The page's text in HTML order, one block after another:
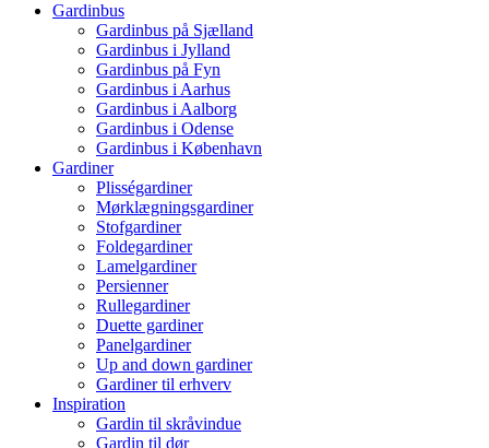
Gardinbus
Gardinbus på Sjælland
Gardinbus i Jylland
Gardinbus på Fyn
Gardinbus i Aarhus
Gardinbus i Aalborg
Gardinbus i Odense
Gardinbus i København
Gardiner
Plisségardiner
Mørklægningsgardiner
Stofgardiner
Foldegardiner
Lamelgardiner
Persienner
Rullegardiner
Duette gardiner
Panelgardiner
Up and down gardiner
Gardiner til erhverv
Inspiration
Gardin til skråvindue
Gardin til dør